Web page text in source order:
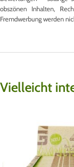
obszönen Inhalten,
Fremdwerbung werden
Vielleicht